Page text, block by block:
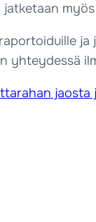
myös
yhteydessä